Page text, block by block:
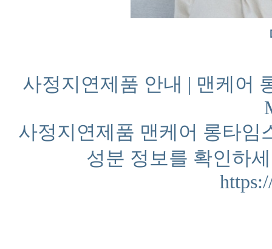
사정지연제품 안내 | 맨케어
사정지연제품 맨케어 롱타임
성분 정보를 확인하